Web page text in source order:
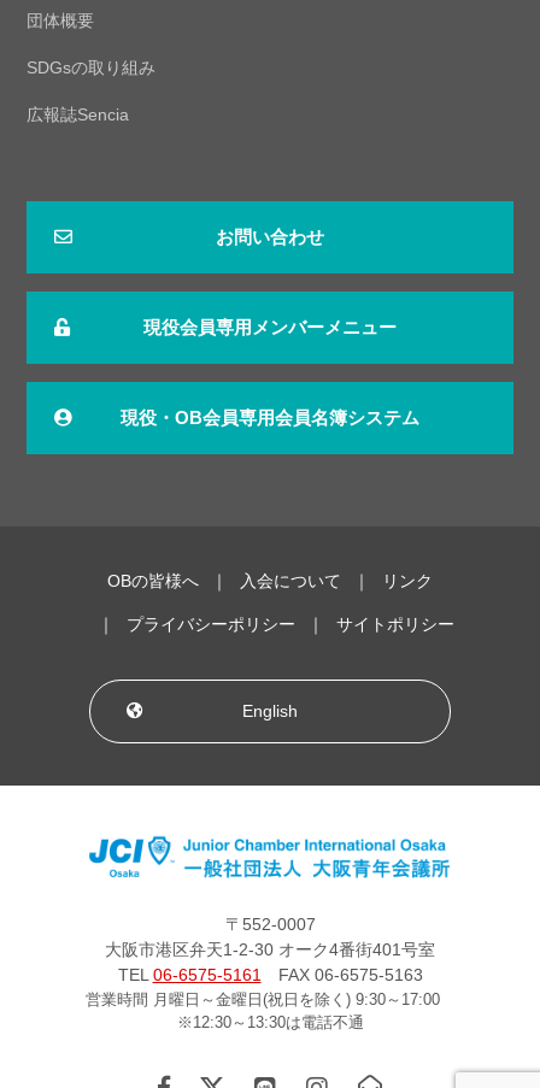
団体概要
SDGsの取り組み
広報誌Sencia
お問い合わせ
現役会員専用メンバーメニュー
現役・OB会員専用会員名簿システム
OBの皆様へ 入会について リンク
プライバシーポリシー サイトポリシー
English
〒552-0007
大阪市港区弁天1-2-30 オーク4番街401号室
TEL 06-6575-5161 FAX 06-6575-5163
営業時間 月曜日～金曜日(祝日を除く) 9:30～17:00
※12:30～13:30は電話不通